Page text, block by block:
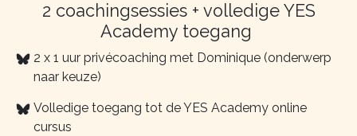
2 coachingsessies + volledige YES
Academy toegang
2 x 1 uur privécoaching met Dominique (onderwerp
naar keuze)
Volledige toegang tot de YES Academy online
cursus